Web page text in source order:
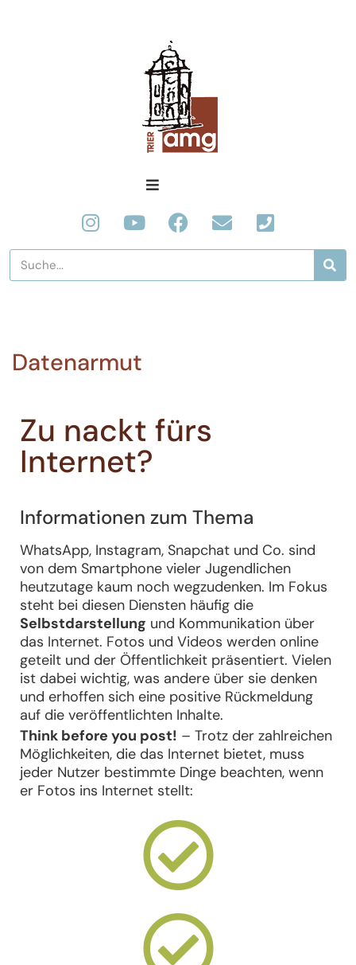
Datenarmut
Zu nackt fürs
Internet?
Informationen zum Thema
WhatsApp, Instagram, Snapchat und Co. sind
von dem Smartphone vieler Jugendlichen
heutzutage kaum noch wegzudenken. Im Fokus
steht bei diesen Diensten häufig die
Selbstdarstellung und Kommunikation über
das Internet. Fotos und Videos werden online
geteilt und der Öffentlichkeit präsentiert. Vielen
ist dabei wichtig, was andere über sie denken
und erhoffen sich eine positive Rückmeldung
auf die veröffentlichten Inhalte.
Think before you post! – Trotz der zahlreichen
Möglichkeiten, die das Internet bietet, muss
jeder Nutzer bestimmte Dinge beachten, wenn
er Fotos ins Internet stellt: